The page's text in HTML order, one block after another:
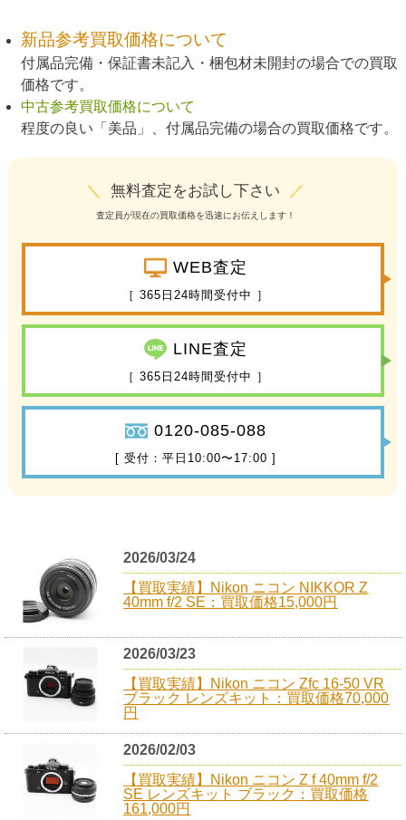
新品参考買取価格について
付属品完備・保証書未記入・梱包材未開封の場合での買取
価格です。
中古参考買取価格について
程度の良い「美品」、付属品完備の場合の買取価格です。
＼ 無料査定をお試し下さい ／
査定員が現在の買取価格を迅速にお伝えします！
WEB査定
［ 365日24時間受付中 ］
LINE査定
［ 365日24時間受付中 ］
0120-085-088
[ 受付：平日10:00〜17:00 ]
2026/03/24
【買取実績】Nikon ニコン NIKKOR Z
40mm f/2 SE：買取価格15,000円
2026/03/23
【買取実績】Nikon ニコン Zfc 16-50 VR
ブラック レンズキット：買取価格70,000
円
2026/02/03
【買取実績】Nikon ニコン Z f 40mm f/2
SE レンズキット ブラック：買取価格
161,000円